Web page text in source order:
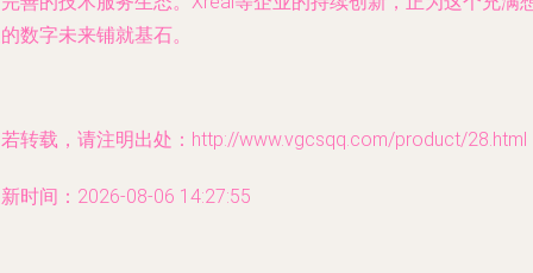
数字未来铺就基石。
转载，请注明出处：http://www.vgcsqq.com/product/28.html
时间：2026-08-06 14:27:55